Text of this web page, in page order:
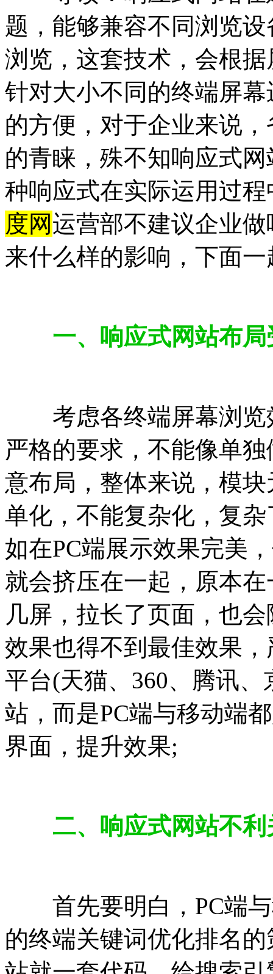
题，能够兼容不同浏览
浏览，这套技术，会根
针对大小不同的终端屏
的方便，对于企业来说
的青睐，殊不知响应式
种响应式在实际运用过
度网运营部不建议企业
来什么样的影响，下面
一、响应式网站布
考虑各终端屏幕浏览
严格的要求，不能像单
意布局，整体来说，模
单化，不能复杂化，复
如在PC端展示效果完美
就会挤压在一起，原本
几屏，拉长了页面，也
效果也得不到最佳效果
平台(天猫、360、腾讯
站，而是PC端与移动端
界面，提升效果;
二、响应式网站不
首先要明白，PC端与
的终端关键词优化排名